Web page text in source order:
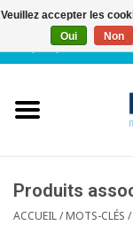
FR|
Service client
Produits
ACCUEIL/MOTS-CLÉS /
Veuillez accepter les
Oui
Non